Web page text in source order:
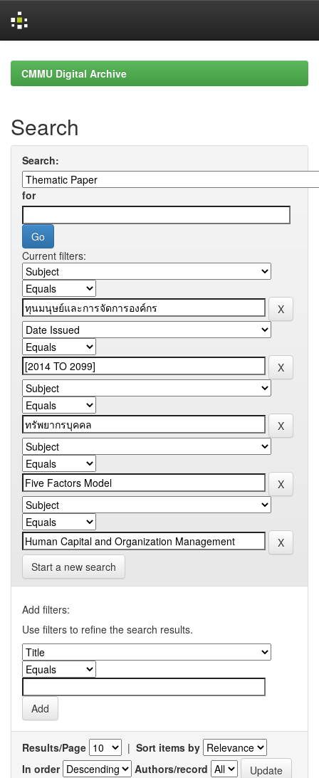
navigationCMMU Digital Archive
Search
Search:
for
Current filters:
Start a new search
Add filters:
Use filters to refine the search results.
Results/Page | Sort items by
In order
Authors/record